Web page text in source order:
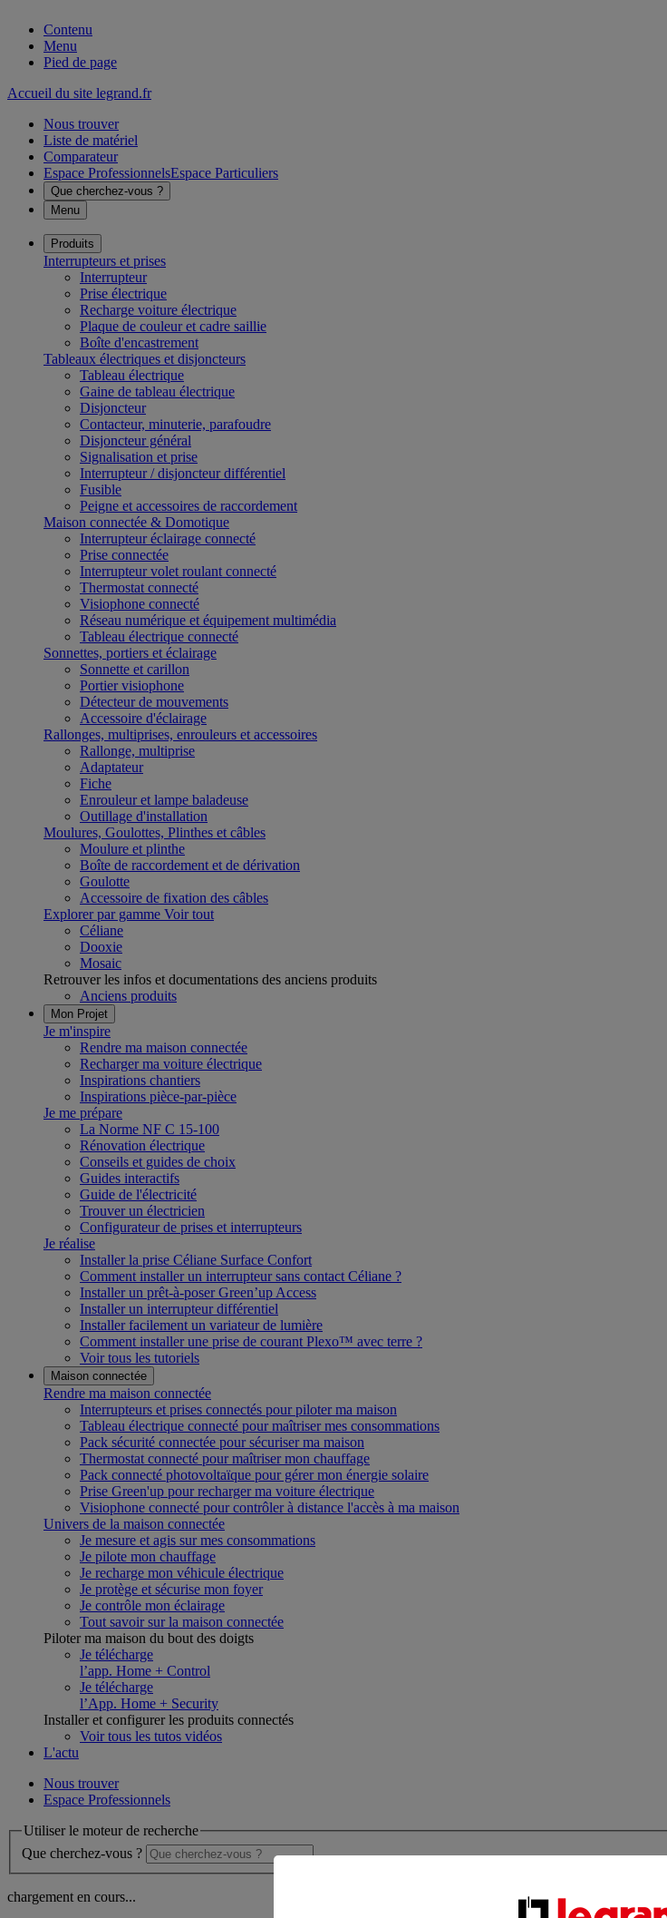
Contenu
Menu
Pied de page
Accueil du site legrand.fr
Nous trouver
Liste de matériel
Comparateur
Espace ProfessionnelsEspace Particuliers
Que cherchez-vous ?
Menu
Produits
Interrupteurs et prises
Interrupteur
Prise électrique
Recharge voiture électrique
Plaque de couleur et cadre saillie
Boîte d'encastrement
Tableaux électriques et disjoncteurs
Tableau électrique
Gaine de tableau électrique
Disjoncteur
Contacteur, minuterie, parafoudre
Disjoncteur général
Signalisation et prise
Interrupteur / disjoncteur différentiel
Fusible
Peigne et accessoires de raccordement
Maison connectée & Domotique
Interrupteur éclairage connecté
Prise connectée
Interrupteur volet roulant connecté
Thermostat connecté
Visiophone connecté
Réseau numérique et équipement multimédia
Tableau électrique connecté
Sonnettes, portiers et éclairage
Sonnette et carillon
Portier visiophone
Détecteur de mouvements
Accessoire d'éclairage
Rallonges, multiprises, enrouleurs et accessoires
Rallonge, multiprise
Adaptateur
Fiche
Enrouleur et lampe baladeuse
Outillage d'installation
Moulures, Goulottes, Plinthes et câbles
Moulure et plinthe
Boîte de raccordement et de dérivation
Goulotte
Accessoire de fixation des câbles
Explorer par gamme Voir tout
Céliane
Dooxie
Mosaic
Retrouver les infos et documentations des anciens produits
Anciens produits
Mon Projet
Je m'inspire
Rendre ma maison connectée
Recharger ma voiture électrique
Inspirations chantiers
Inspirations pièce-par-pièce
Je me prépare
La Norme NF C 15-100
Rénovation électrique
Conseils et guides de choix
Guides interactifs
Guide de l'électricité
Trouver un électricien
Configurateur de prises et interrupteurs
Je réalise
Installer la prise Céliane Surface Confort
Comment installer un interrupteur sans contact Céliane ?
Installer un prêt-à-poser Green’up Access
Installer un interrupteur différentiel
Installer facilement un variateur de lumière
Comment installer une prise de courant Plexo™ avec terre ?
Voir tous les tutoriels
Maison connectée
Rendre ma maison connectée
Interrupteurs et prises connectés pour piloter ma maison
Tableau électrique connecté pour maîtriser mes consommations
Pack sécurité connectée pour sécuriser ma maison
Thermostat connecté pour maîtriser mon chauffage
Pack connecté photovoltaïque pour gérer mon énergie solaire
Prise Green'up pour recharger ma voiture électrique
Visiophone connecté pour contrôler à distance l'accès à ma maison
Univers de la maison connectée
Je mesure et agis sur mes consommations
Je pilote mon chauffage
Je recharge mon véhicule électrique
Je protège et sécurise mon foyer
Je contrôle mon éclairage
Tout savoir sur la maison connectée
Piloter ma maison du bout des doigts
Je télécharge
l’app. Home + Control
Je télécharge
l’App. Home + Security
Installer et configurer les produits connectés
Voir tous les tutos vidéos
L'actu
Nous trouver
Espace Professionnels
Utiliser le moteur de recherche
Que cherchez-vous ?
chargement en cours...